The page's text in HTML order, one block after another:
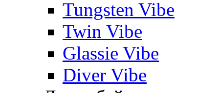
Tungsten Vibe
Twin Vibe
Glassie Vibe
Diver Vibe